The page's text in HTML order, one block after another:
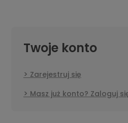
Twoje konto
Zarejestruj się
Masz już konto? Zaloguj